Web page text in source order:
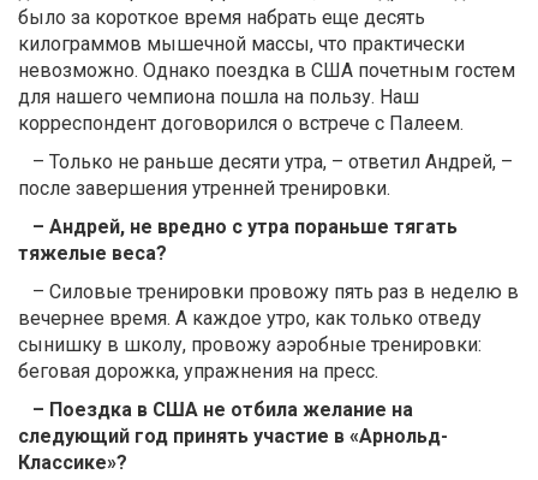
было за короткое время набрать еще десять
килограммов мышечной массы, что практически
невозможно. Однако поездка в США почетным гостем
для нашего чемпиона пошла на пользу. Наш
корреспондент договорился о встрече с Палеем.
– Только не раньше десяти утра, – ответил Андрей, –
после завершения утренней тренировки.
– Андрей, не вредно с утра пораньше тягать
тяжелые веса?
– Силовые тренировки провожу пять раз в неделю в
вечернее время. А каждое утро, как только отведу
сынишку в школу, провожу аэробные тренировки:
беговая дорожка, упражнения на пресс.
– Поездка в США не отбила желание на
следующий год принять участие в «Арнольд-
Классике»?